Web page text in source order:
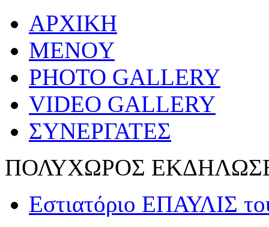
ΑΡΧΙΚΗ
MENOY
PHOTO GALLERY
VIDEO GALLERY
ΣΥΝΕΡΓΑΤΕΣ
ΠΟΛΥΧΩΡΟΣ
Εστιατόριο